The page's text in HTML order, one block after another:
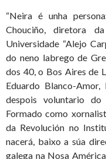
“Neira é unha
Chouciño, diretora
Universidade “Alejo
do neno labrego de
dos 40, o Bos Aires de
Eduardo Blanco-
despois voluntario do
Formado como
da Revolución no
nacerá, baixo a súa
galega na Nosa